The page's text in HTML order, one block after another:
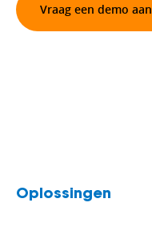
Vraag een demo aan
Oplossingen